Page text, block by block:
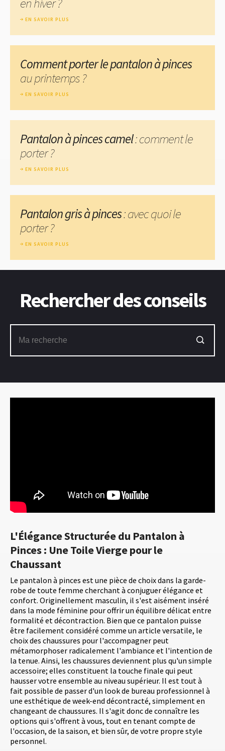
L'Élégance Structurée du Pantalon à
Pinces : Une Toile Vierge pour le
Chaussant
Le pantalon à pinces est une pièce de choix dans la garde-
robe de toute femme cherchant à conjuguer élégance et
confort. Originellement masculin, il s'est aisément inséré
dans la mode féminine pour offrir un équilibre délicat entre
formalité et décontraction. Bien que ce pantalon puisse
être facilement considéré comme un article versatile, le
choix des chaussures pour l'accompagner peut
métamorphoser radicalement l'ambiance et l'intention de
la tenue. Ainsi, les chaussures deviennent plus qu'un simple
accessoire; elles constituent la touche finale qui peut
hausser votre ensemble au niveau supérieur. Il est tout à
fait possible de passer d'un look de bureau professionnel à
une esthétique de week-end décontracté, simplement en
changeant de chaussures. Il s'agit donc de connaître les
options qui s'offrent à vous, tout en tenant compte de
l'occasion, de la saison, et bien sûr, de votre propre style
personnel.
EN SAVOIR PLUS
Comment porter le pantalon à pinces
au printemps ?
EN SAVOIR PLUS
Pantalon à pinces camel: comment le
porter ?
EN SAVOIR PLUS
Pantalon gris à pinces: avec quoi le
porter ?
EN SAVOIR PLUS
Rechercher des conseils